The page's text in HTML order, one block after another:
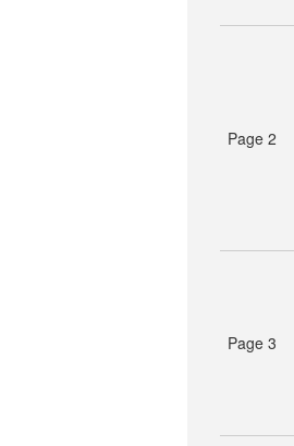
Page 2
Page 3